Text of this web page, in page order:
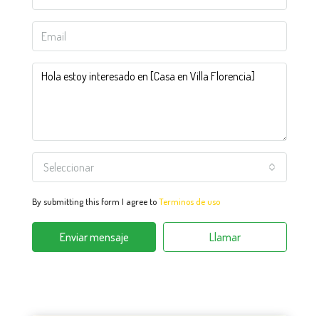
Seleccionar
By submitting this form I agree toTerminos de uso
Enviar mensaje Llamar